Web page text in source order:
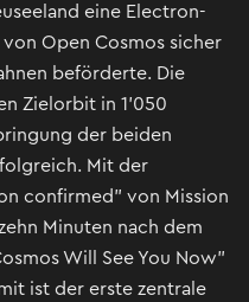
eine Electron-
Open Cosmos sicher
beförderte. Die
Zielorbit in 1'050
der beiden
Mit der
confirmed" von Mission
Minuten nach dem
Will See You Now"
ist der erste zentrale